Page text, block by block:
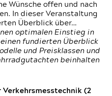
Wünsche offen und nach
In dieser Veranstaltung
Überblick über…
optimalen Einstieg in
fundierten Überblick
und Preisklassen und
beinhalten
(2